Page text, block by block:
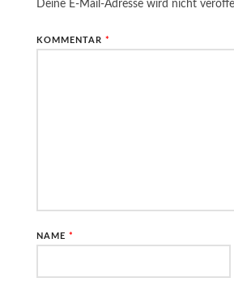
Deine E-Mail-Adresse wird nicht
KOMMENTAR *
NAME *